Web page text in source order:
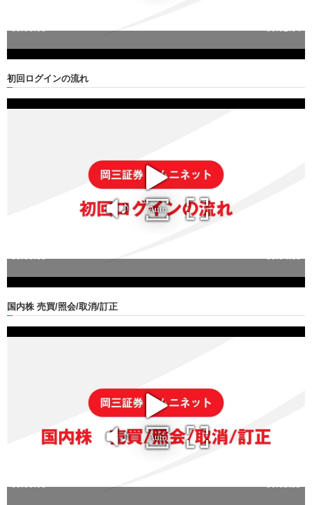
初回ログインの流れ
国内株 売買/照会/取消/訂正